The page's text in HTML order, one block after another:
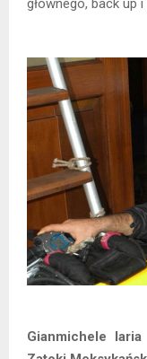
głównego, back up i
Gianmichele